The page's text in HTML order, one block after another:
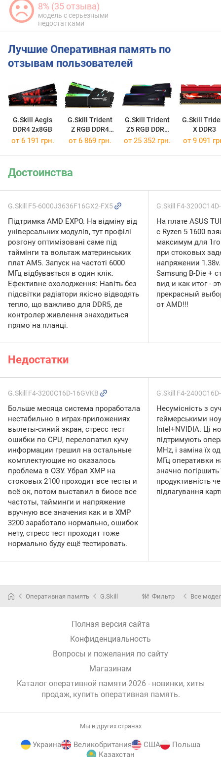
8% (35 отзыва)
модель с серьезными
недостатками
Лучшие Оперативная память по
отзывам пользователей
G.Skill Aegis
DDR4 2x8GB
G.Skill Trident
Z RGB DDR4
2x8GB
G.Skill Trident
Z5 RGB DDR5
2x16GB
G.Skill
X DDR3
от 6 191 грн. от 6 869 грн. от 25 352 грн. от 9 091
Достоинства
G.Skill F5-6000J3636F16GX2-FX5
Підтримка AMD EXPO. На відміну від
універсальних модулів, тут профілі
розгону оптимізовані саме під
таймінги та вольтаж материнських
плат AM5. Запуск на частоті 6000
МГц відбувається в один клік.
Ефективне охолодження: Навіть без
підсвітки радіатори якісно відводять
тепло, що важливо для DDR5, де
контролер живлення знаходиться
прямо на планці.
G.Skill F4-
На плате ASUS
с Ryzen 5 1600
максимум для
при стоковых
напряжении
Samsung B-Die +
вид и как итог -
прекрасный
от AMD!!!
Недостатки
G.Skill F4-3200C16D-16GVKB
Больше месяца система проработала
нестабильно в играх-приложениях
вылеты-синий экран, стресс тест
ошибки по CPU, перелопатил кучу
информации грешил на остальные
комплектующие но оказалось
проблема в ОЗУ. Убрал ХМР на
стоковых 2100 проходит все тесты и
всё ок, потом выставил в биосе все
частоты, тайминги и напряжение
вручную все значения как и в ХМР
3200 заработало нормально, ошибок
нету, стресс тест проходит тоже
нормально буду ещё тестировать.
G.Skill F4-
Несумісність з
геймерськими
Intel+NVIDIA. Ці
підтримують
MHz, і заміна їх
МГц оперативки
значно погіршить
продуктивність
підлагування
Оперативная память G.Skill Фильтр Все
Полная версия сайта
Конфиденциальность
Вопросы и пожелания по сайту
Магазинам
Каталог оперативной памяти 2026 - новинки, хиты
продаж, купить оперативная память.
Мы в других странах
Украина Великобритания США
Польша
Казахстан